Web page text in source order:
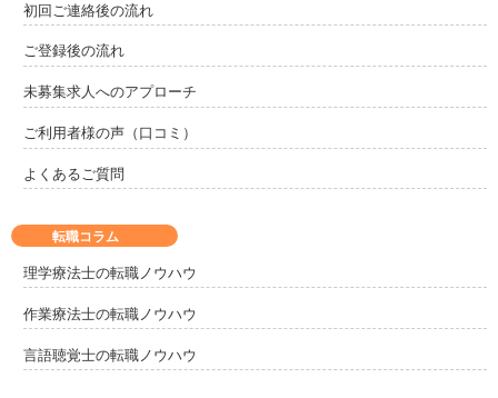
初回ご連絡後の流れ
ご登録後の流れ
未募集求人へのアプローチ
ご利用者様の声（口コミ）
よくあるご質問
転職コラム
理学療法士の転職ノウハウ
作業療法士の転職ノウハウ
言語聴覚士の転職ノウハウ